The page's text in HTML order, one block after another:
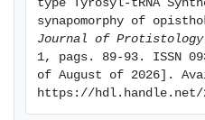
type Tyrosyl-tRNA
synapomorphy of
Journal of Protistology
1, pags. 89-93. ISSN
of August of 2026].
https://hdl.handle.net/